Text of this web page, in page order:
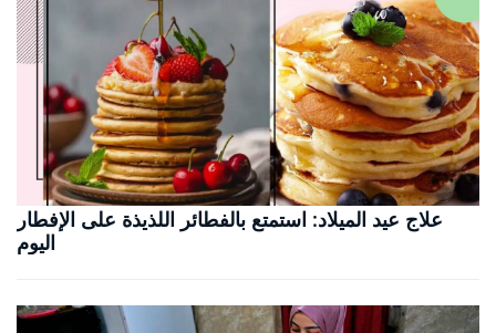
علاج عيد الميلاد: استمتع بالفطائر اللذيذة على الإفطار
اليوم